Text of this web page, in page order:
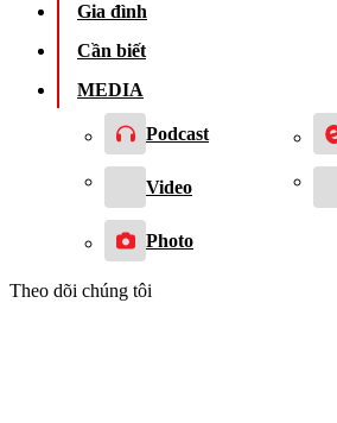
Gia đình
Cần biết
MEDIA
Podcast
Video
Photo
Theo dõi chúng tôi